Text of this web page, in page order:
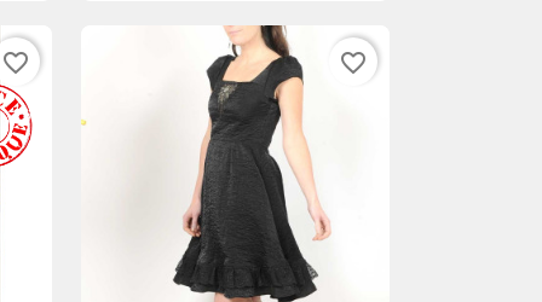
favorite_border favorite_border